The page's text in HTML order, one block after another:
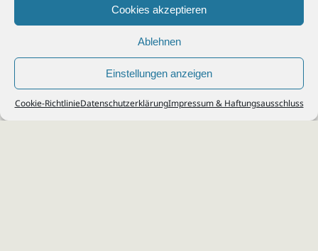
Cookies akzeptieren
Ablehnen
Einstellungen anzeigen
Cookie-RichtlinieDatenschutzerklärungImpressum & Haftungsausschluss
© 2026Steuerberater Kempf, Köln - Steuerberatung Poll, Porz, Deutz, Mülheim,